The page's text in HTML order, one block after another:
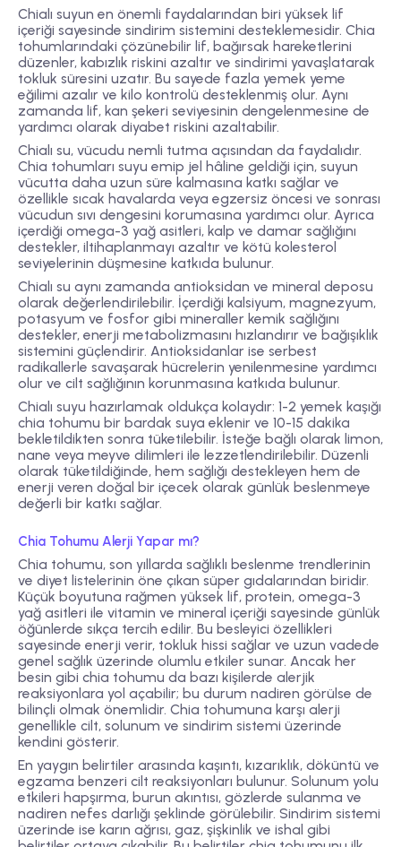
Chialı suyun en önemli faydalarından biri yüksek lif
içeriği sayesinde sindirim sistemini desteklemesidir. Chia
tohumlarındaki çözünebilir lif, bağırsak hareketlerini
düzenler, kabızlık riskini azaltır ve sindirimi yavaşlatarak
tokluk süresini uzatır. Bu sayede fazla yemek yeme
eğilimi azalır ve kilo kontrolü desteklenmiş olur. Aynı
zamanda lif, kan şekeri seviyesinin dengelenmesine de
yardımcı olarak diyabet riskini azaltabilir.
Chialı su, vücudu nemli tutma açısından da faydalıdır.
Chia tohumları suyu emip jel hâline geldiği için, suyun
vücutta daha uzun süre kalmasına katkı sağlar ve
özellikle sıcak havalarda veya egzersiz öncesi ve sonrası
vücudun sıvı dengesini korumasına yardımcı olur. Ayrıca
içerdiği omega-3 yağ asitleri, kalp ve damar sağlığını
destekler, iltihaplanmayı azaltır ve kötü kolesterol
seviyelerinin düşmesine katkıda bulunur.
Chialı su aynı zamanda antioksidan ve mineral deposu
olarak değerlendirilebilir. İçerdiği kalsiyum, magnezyum,
potasyum ve fosfor gibi mineraller kemik sağlığını
destekler, enerji metabolizmasını hızlandırır ve bağışıklık
sistemini güçlendirir. Antioksidanlar ise serbest
radikallerle savaşarak hücrelerin yenilenmesine yardımcı
olur ve cilt sağlığının korunmasına katkıda bulunur.
Chialı suyu hazırlamak oldukça kolaydır: 1-2 yemek kaşığı
chia tohumu bir bardak suya eklenir ve 10-15 dakika
bekletildikten sonra tüketilebilir. İsteğe bağlı olarak limon,
nane veya meyve dilimleri ile lezzetlendirilebilir. Düzenli
olarak tüketildiğinde, hem sağlığı destekleyen hem de
enerji veren doğal bir içecek olarak günlük beslenmeye
değerli bir katkı sağlar.
Chia Tohumu Alerji Yapar mı?
Chia tohumu, son yıllarda sağlıklı beslenme trendlerinin
ve diyet listelerinin öne çıkan süper gıdalarından biridir.
Küçük boyutuna rağmen yüksek lif, protein, omega-3
yağ asitleri ile vitamin ve mineral içeriği sayesinde günlük
öğünlerde sıkça tercih edilir. Bu besleyici özellikleri
sayesinde enerji verir, tokluk hissi sağlar ve uzun vadede
genel sağlık üzerinde olumlu etkiler sunar. Ancak her
besin gibi chia tohumu da bazı kişilerde alerjik
reaksiyonlara yol açabilir; bu durum nadiren görülse de
bilinçli olmak önemlidir. Chia tohumuna karşı alerji
genellikle cilt, solunum ve sindirim sistemi üzerinde
kendini gösterir.
En yaygın belirtiler arasında kaşıntı, kızarıklık, döküntü ve
egzama benzeri cilt reaksiyonları bulunur. Solunum yolu
etkileri hapşırma, burun akıntısı, gözlerde sulanma ve
nadiren nefes darlığı şeklinde görülebilir. Sindirim sistemi
üzerinde ise karın ağrısı, gaz, şişkinlik ve ishal gibi